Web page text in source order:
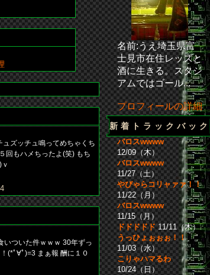
ズッチュ鳴ってめちゃくち
回もハメちったよ(笑) もち
いついた件ｗｗｗ 30年ずっ
(*ﾟ∀ﾟ)=3 まぁ報 酬に１０
名前:うえ埼玉県富
士見市在住レッズと
酒に生きる。スタジ
アムではゴール...
プロフィールの詳細
新着トラックバック
バロスwwww
12/09（木）
バロスwwww
11/27（土）
やびゃらコリャァァ！！
11/22（月）
バロスwwww
11/15（月）
ドドドドド11/11（木）
うっひょぉぉぉ！！
11/03（水）
こりゃハマるわ
10/24（日）